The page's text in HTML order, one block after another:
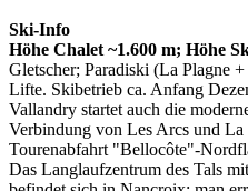
Ski-Info
Höhe Chalet ~1.600 m; Höhe
Gletscher; Paradiski (La Plagne
Lifte. Skibetrieb ca. Anfang
Vallandry startet auch die
Verbindung von Les Arcs und La
Tourenabfahrt "Bellocôte"-
Das Langlaufzentrum des Tals